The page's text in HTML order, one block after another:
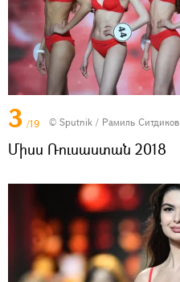
3 /19 © Sputnik / Рамиль Ситдиков
Միսս Ռուսաստան 2018